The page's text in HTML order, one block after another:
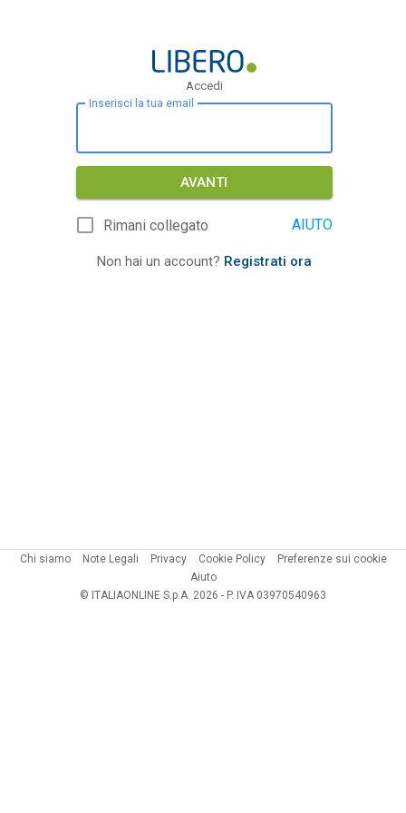
Accedi
Inserisci la tua email
AVANTI
Rimani collegato AIUTO
Non hai un account? Registrati ora
Chi siamo Note Legali Privacy Cookie Policy
Preferenze sui cookie
Aiuto
© ITALIAONLINE S.p.A. 2026 - P. IVA 03970540963